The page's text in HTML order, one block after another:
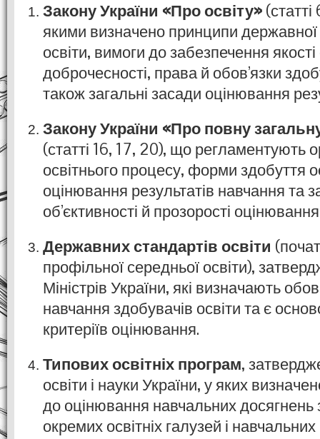
Закону України «Про освіту»
якими визначено принципи державної
освіти, вимоги до забезпечення якості
доброчесності, права й обов’язки
також загальні засади оцінювання
Закону України «Про повну
(статті 16, 17, 20), що регламентують
освітнього процесу, форми здобуття
оцінювання результатів навчання та
об’єктивності й прозорості
Державних стандартів освіти
профільної середньої освіти),
Міністрів України, які визначають
навчання здобувачів освіти та є
критеріїв оцінювання.
Типових освітніх програм,
освіти і науки України, у яких
до оцінювання навчальних досягнень
окремих освітніх галузей і